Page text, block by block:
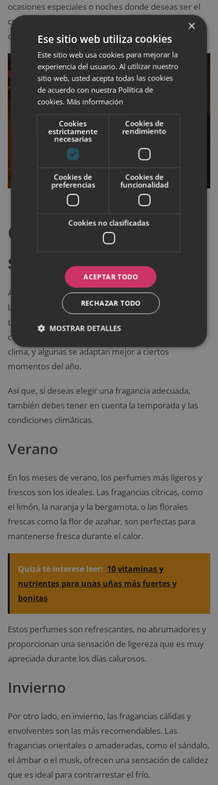
ocasiones especiales o noches donde deseas ser el
centro de atención. Son perfumes que transmiten
confianza y seguridad.
Cómo elegir perfume
según la temporada
Además de la personalidad, otro factor importante a
la hora de elegir unperfume perfecto es la
temporada del año. Las fragancias pueden
comportarse de manera diferente dependiendo del
clima, y algunas se adaptan mejor a ciertos
momentos del año.
Así que, si deseas elegir una fragancia adecuada,
también debes tener en cuenta la temporada y las
condiciones climáticas.
Verano
En los meses de verano, los perfumes más ligeros y
frescos son los ideales. Las fragancias cítricas, como
el limón, la naranja y la bergamota, o las florales
frescas como la flor de azahar, son perfectas para
mantenerse fresca durante el calor.
Quizá te interese leer: 10 vitaminas y
nutrientes para unas uñas más fuertes y
bonitas
Estos perfumes son refrescantes, no abrumadores y
proporcionan una sensación de ligereza que es muy
apreciada durante los días calurosos.
Invierno
Por otro lado, en invierno, las fragancias cálidas y
envolventes son las más recomendables. Las
fragancias orientales o amaderadas, como el sándalo,
el ámbar o el musk, ofrecen una sensación de calidez
que es ideal para contrarrestar el frío.
×
Ese sitio web utiliza cookies
Este sitio web usa cookies para mejorar la
experiencia del usuario. Al utilizar nuestro
sitio web, usted acepta todas las cookies
de acuerdo con nuestra Política de
cookies. Más información
Cookies
estrictamente
necesarias
Cookies de
rendimiento
Cookies de
preferencias
Cookies de
funcionalidad
Cookies no clasificadas
ACEPTAR TODO
RECHAZAR TODO
MOSTRAR DETALLES